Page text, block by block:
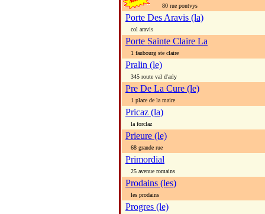
80 rue pontvys
Porte Des Aravis (la)
col aravis
Porte Sainte Claire La
1 faubourg ste claire
Pralin (le)
345 route val d'arly
Pre De La Cure (le)
1 place de la maire
Pricaz (la)
la forclaz
Prieure (le)
68 grande rue
Primordial
25 avenue romains
Prodains (les)
les prodains
Progres (le)